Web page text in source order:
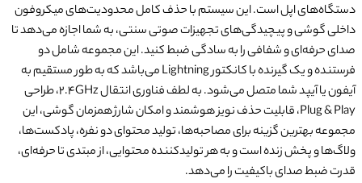
دستگاه‌های اپل است. این سیستم با حذف کامل محدودیت‌های میکروفون
داخلی گوشی و پیچیدگی‌های تجهیزات صوتی سنتی، به شما اجازه می‌دهد تا
صدای حرفه‌ای و شفافی را به سادگی ضبط کنید. این مجموعه شامل دو
فرستنده و یک گیرنده با کانکتور Lightning می‌باشد که به طور مستقیم به
آیفون یا آیپد شما متصل می‌شود. به لطف فناوری انتقال 2.4GHz، طراحی
Plug & Play، قابلیت حذف نویز هوشمند و امکان شارژ همزمان گوشی، این
مجموعه بهترین گزینه برای مصاحبه‌ها، تولید محتوای دو نفره، پادکست‌ها،
ولاگ‌ها و پخش زنده است و به هر تولیدکننده محتوایی، از مبتدی تا حرفه‌ای،
قدرت ضبط صدای باکیفیت را می‌دهد.